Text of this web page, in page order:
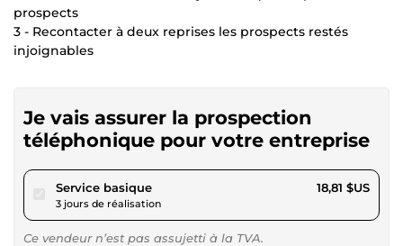
prospects
3 - Recontacter à deux reprises les prospects restés
injoignables
Je vais assurer la prospection
téléphonique pour votre entreprise
Service basiquepour 17,33 $US
3 jours de réalisation
18,81 $US
Ce vendeur n’est pas assujetti à la TVA.